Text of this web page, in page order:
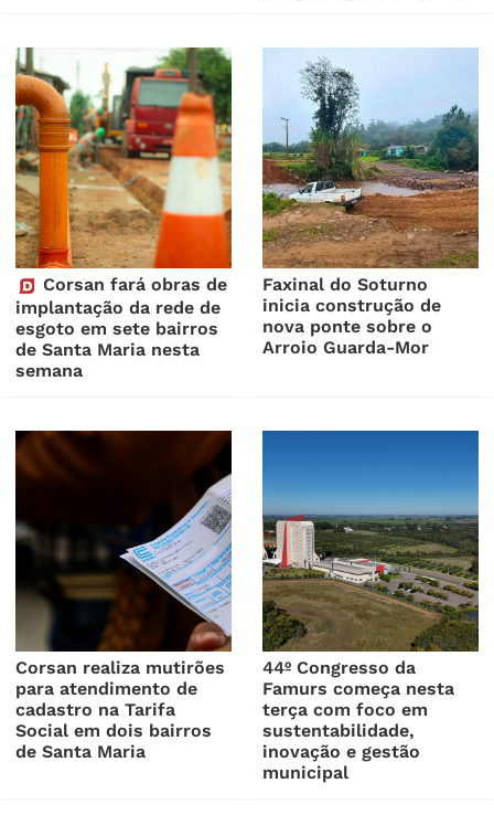
Corsan fará obras de
implantação da rede de
esgoto em sete bairros
de Santa Maria nesta
semana
Faxinal do Soturno
inicia construção de
nova ponte sobre o
Arroio Guarda-Mor
Corsan realiza mutirões
para atendimento de
cadastro na Tarifa
Social em dois bairros
de Santa Maria
44º Congresso da
Famurs começa nesta
terça com foco em
sustentabilidade,
inovação e gestão
municipal